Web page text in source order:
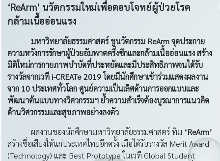
‘ReArm’ นวัตกรรมใหม่เพื่อตอบโจทย์ผู้ป่วยโรค
กล้ามเนื้ออ่อนแรง
มหาวิทยาลัยธรรมศาสตร์ ชูนวัตกรรม ReArm จุดประกาย
ความหวังการรักษาผู้ป่วยอัมพาตครึ่งซีกและกล้ามเนื้ออ่อนแรง สร้าง
มิติใหม่การกายภาพบำบัดที่ประหยัดและมีประสิทธิภาพจนได้รับ
รางวัลจากเวที i-CREATe 2019 โดยมีนักศึกษาเข้าร่วมแสดงผลงาน
จาก 10 ประเทศทั่วโลก ศูนย์ความเป็นเลิศด้านการออกแบบและ
พัฒนาต้นแบบทางวิศวกรรมฯ ย้ำความสำเร็จต้องบูรณาการแนวคิด
ด้านวิศวกรรมและสุขภาพอย่างลงตัว
ผลงานของนักศึกษามหาวิทยาลัยธรรมศาสตร์ ทีม ‘ReArm’
สร้างชื่อเสียงให้แก่ประเทศไทยอีกครั้ง เมื่อได้รับรางวัล Merit Award
(Technology) และ Best Prototype ในเวที Global Student